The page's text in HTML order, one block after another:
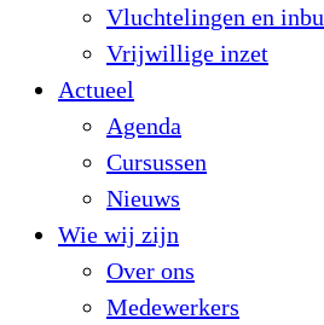
Vluchtelingen en
Vrijwillige inzet
Actueel
Agenda
Cursussen
Nieuws
Wie wij zijn
Over ons
Medewerkers